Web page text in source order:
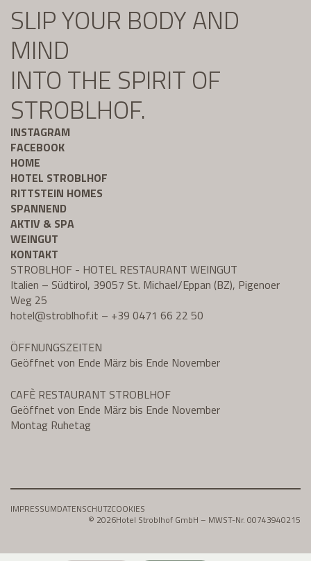
SLIP YOUR BODY AND
MIND
INTO THE SPIRIT OF
STROBLHOF.
INSTAGRAM
FACEBOOK
HOME
HOTEL STROBLHOF
RITTSTEIN HOMES
SPANNEND
AKTIV & SPA
WEINGUT
KONTAKT
STROBLHOF - HOTEL RESTAURANT WEINGUT
Italien – Südtirol, 39057 St. Michael/Eppan (BZ), Pigenoer
Weg 25
hotel@stroblhof.it – +39 0471 66 22 50
ÖFFNUNGSZEITEN
Geöffnet von Ende März bis Ende November
CAFÈ RESTAURANT STROBLHOF
Geöffnet von Ende März bis Ende November
Montag Ruhetag
IMPRESSUMDATENSCHUTZCOOKIES
© 2026Hotel Stroblhof GmbH – MWST-Nr. 00743940215